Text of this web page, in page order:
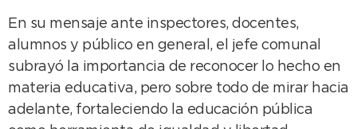
En su mensaje ante inspectores, docentes,
alumnos y público en general, el jefe comunal
subrayó la importancia de reconocer lo hecho en
materia educativa, pero sobre todo de mirar hacia
adelante, fortaleciendo la educación pública